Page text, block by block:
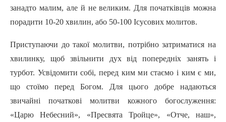
занадто малим, але й не великим. Для початківців можна
порадити 10-20 хвилин, aбo 50-100 Ісусових молитов.
Приступаючи до такої молитви, потрібно затриматися на
хвилинку, щоб звільнити дух від попередніх занять i
турбот. Усвідомити собі, перед ким ми стаємо i ким є ми,
що стоїмо перед Богом. Для цього добре надаються
звичайні початкові молитви кожного богослуження:
«Царю Небесний», «Пресвята Тройце», «Отче, наш»,